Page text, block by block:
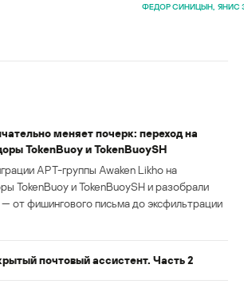
ФЕДОР СИНИЦЫН ЯНИС
меняет почерк: переход на
TokenBuoy и TokenBuoySH
APT-группы Awaken Likho на
TokenBuoy и TokenBuoySH и разобрали
от фишингового письма до эксфильтрации
почтовый ассистент. Часть 2